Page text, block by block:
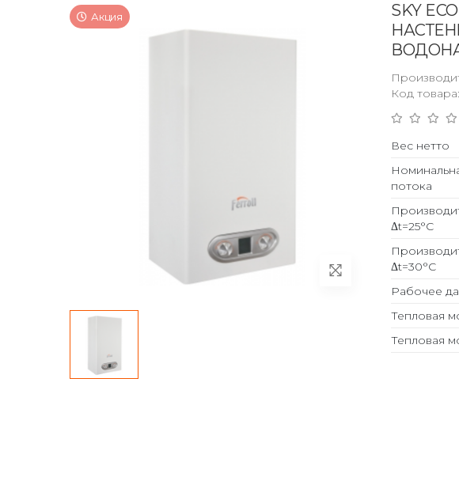
Акция
SKY
Код
Вес нетто
потока
Δt=25°C
Δt=30°C
Рабочее
Тепловая
Тепловая